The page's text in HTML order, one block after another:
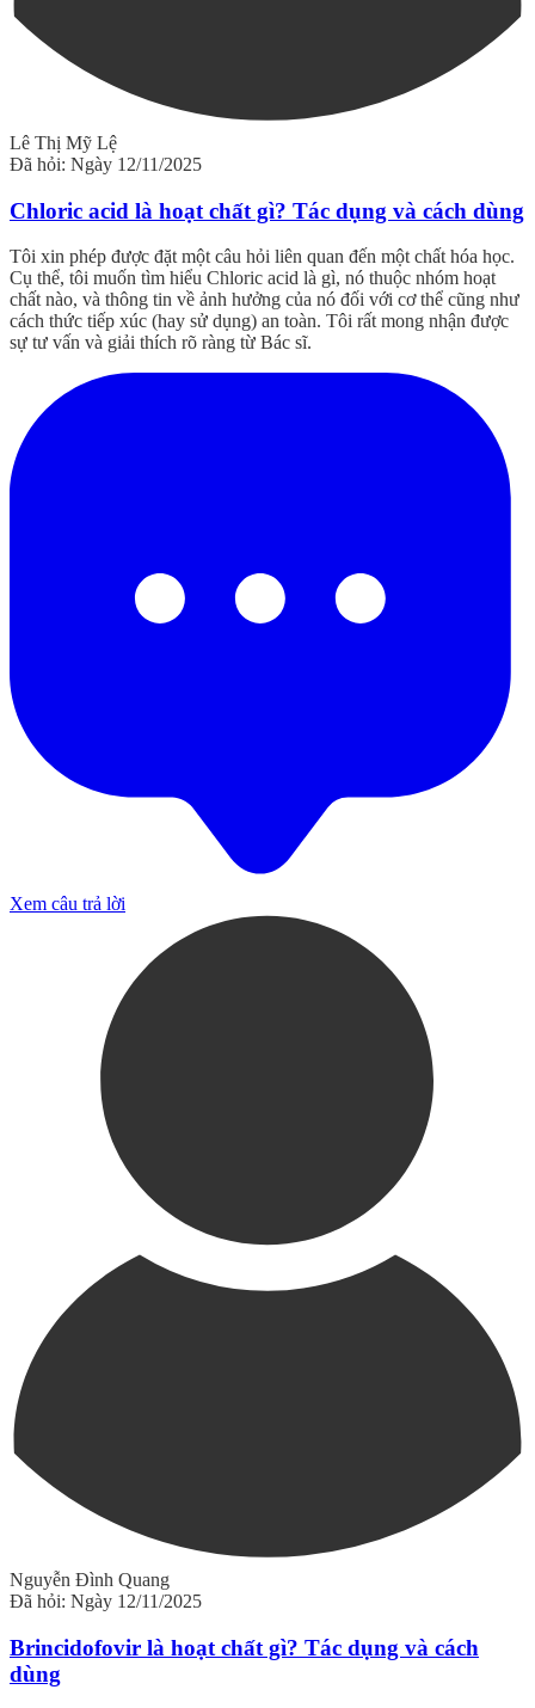
Lê Thị Mỹ Lệ
Đã hỏi: Ngày 12/11/2025
Chloric acid là hoạt chất gì? Tác dụng và cách dùng
Tôi xin phép được đặt một câu hỏi liên quan đến một chất hóa học.
Cụ thể, tôi muốn tìm hiểu Chloric acid là gì, nó thuộc nhóm hoạt
chất nào, và thông tin về ảnh hưởng của nó đối với cơ thể cũng như
cách thức tiếp xúc (hay sử dụng) an toàn. Tôi rất mong nhận được
sự tư vấn và giải thích rõ ràng từ Bác sĩ.
Xem câu trả lời
Nguyễn Đình Quang
Đã hỏi: Ngày 12/11/2025
Brincidofovir là hoạt chất gì? Tác dụng và cách
dùng